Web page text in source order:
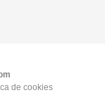
de cookies